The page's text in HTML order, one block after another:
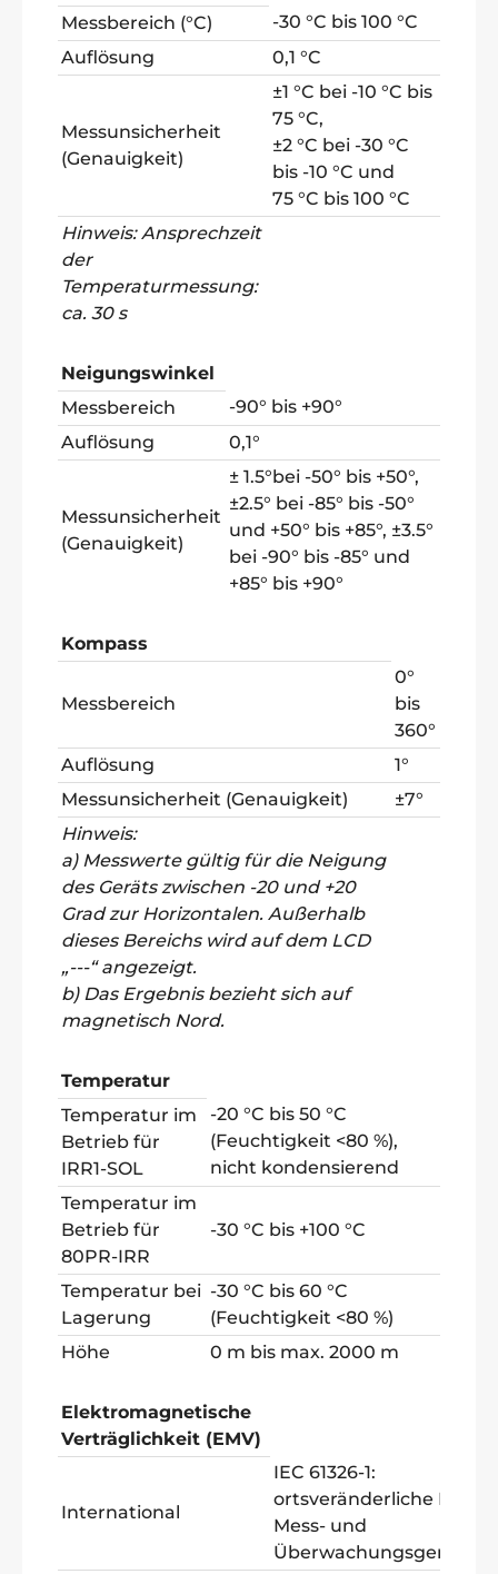
Messbereich (°C)
-30 °C bis 100 °C
Auflösung
0,1 °C
Messunsicherheit
(Genauigkeit)
±1 °C bei -10 °C bis
75 °C,
±2 °C bei -30 °C
bis -10 °C und
75 °C bis 100 °C
Hinweis: Ansprechzeit
der
Temperaturmessung:
ca. 30 s
Neigungswinkel
Messbereich
-90° bis +90°
Auflösung
0,1°
Messunsicherheit
(Genauigkeit)
± 1.5°bei -50° bis +50°,
±2.5° bei -85° bis -50°
und +50° bis +85°, ±3.5°
bei -90° bis -85° und
+85° bis +90°
Kompass
Messbereich
0°
bis
360°
Auflösung
1°
Messunsicherheit (Genauigkeit)
±7°
Hinweis:
a) Messwerte gültig für die Neigung
des Geräts zwischen -20 und +20
Grad zur Horizontalen. Außerhalb
dieses Bereichs wird auf dem LCD
„---“ angezeigt.
b) Das Ergebnis bezieht sich auf
magnetisch Nord.
Temperatur
Temperatur im
Betrieb für
IRR1-SOL
-20 °C bis 50 °C
(Feuchtigkeit <80 %),
nicht kondensierend
Temperatur im
Betrieb für
80PR-IRR
-30 °C bis +100 °C
Temperatur bei
Lagerung
-30 °C bis 60 °C
(Feuchtigkeit <80 %)
Höhe
0 m bis max. 2000 m
Elektromagnetische
Verträglichkeit (EMV)
International
IEC 61326-1:
ortsveränderliche Prüf-,
Mess- und
Überwachungsgeräte